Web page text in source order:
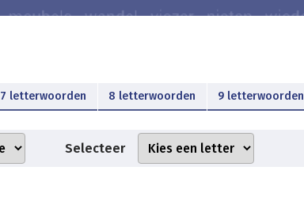
7 letterwoorden 8 letterwoorden 9 letterwoorden
Selecteer